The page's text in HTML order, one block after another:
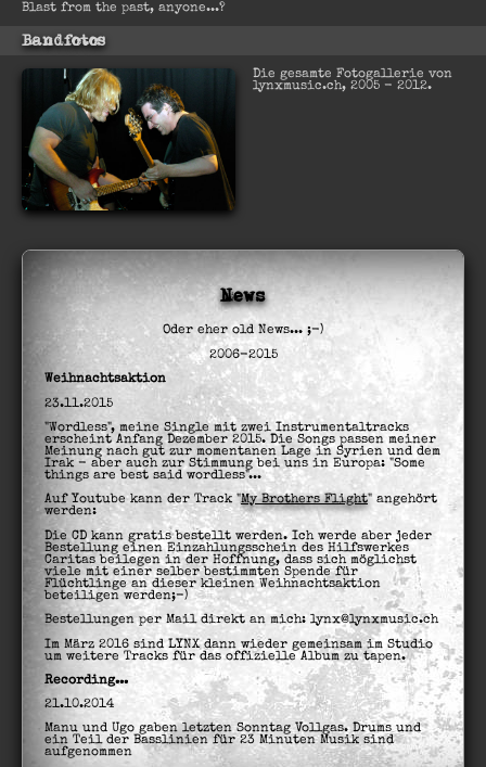
Blast from the past, anyone...?
Bandfotos
Die gesamte Fotogallerie von
lynxmusic.ch, 2005 - 2012.
News
Oder eher old News... ;-)
2006-2015
Weihnachtsaktion
23.11.2015
"Wordless", meine Single mit zwei Instrumentaltracks
erscheint Anfang Dezember 2015. Die Songs passen meiner
Meinung nach gut zur momentanen Lage in Syrien und dem
Irak - aber auch zur Stimmung bei uns in Europa: "Some
things are best said wordless"...
Auf Youtube kann der Track "My Brothers Flight" angehört
werden:
Die CD kann gratis bestellt werden. Ich werde aber jeder
Bestellung einen Einzahlungsschein des Hilfswerkes
Caritas beilegen in der Hoffnung, dass sich möglichst
viele mit einer selber bestimmten Spende für
Flüchtlinge an dieser kleinen Weihnachtsaktion
beteiligen werden;-)
Bestellungen per Mail direkt an mich: lynx@lynxmusic.ch
Im März 2016 sind LYNX dann wieder gemeinsam im Studio
um weitere Tracks für das offizielle Album zu tapen.
Recording...
21.10.2014
Manu und Ugo gaben letzten Sonntag Vollgas. Drums und
ein Teil der Basslinien für 23 Minuten Musik sind
aufgenommen